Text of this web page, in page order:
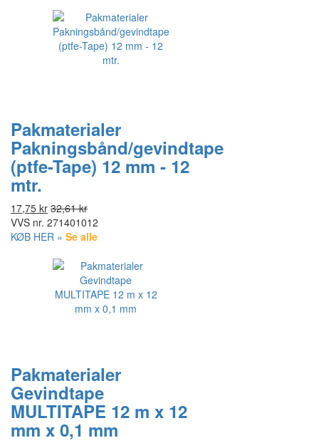
Pakmaterialer
Pakningsbånd/gevindtape
(ptfe-Tape) 12 mm - 12
mtr.
17,75 kr 32,61 kr
VVS nr. 271401012
KØB HER » Se alle
Pakmaterialer
Gevindtape
MULTITAPE 12 m x 12
mm x 0,1 mm